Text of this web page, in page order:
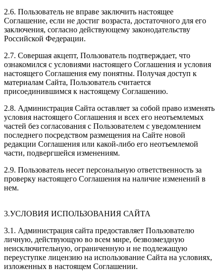
2.6. Пользователь не вправе заключить настоящее
Соглашение, если не достиг возраста, достаточного для его
заключения, согласно действующему законодательству
Российской Федерации.
2.7. Совершая акцепт, Пользователь подтверждает, что
ознакомился с условиями настоящего Соглашения и условия
настоящего Соглашения ему понятны. Получая доступ к
материалам Сайта, Пользователь считается
присоединившимся к настоящему Соглашению.
2.8. Администрация Сайта оставляет за собой право изменять
условия настоящего Соглашения и всех его неотъемлемых
частей без согласования с Пользователем с уведомлением
последнего посредством размещения на Сайте новой
редакции Соглашения или какой-либо его неотъемлемой
части, подвергшейся изменениям.
2.9. Пользователь несет персональную ответственность за
проверку настоящего Соглашения на наличие изменений в
нем.
3.УСЛОВИЯ ИСПОЛЬЗОВАНИЯ САЙТА
3.1. Администрация сайта предоставляет Пользователю
личную, действующую во всем мире, безвозмездную
неисключительную, ограниченную и не подлежащую
переуступке лицензию на использование Сайта на условиях,
изложенных в настоящем Соглашении.